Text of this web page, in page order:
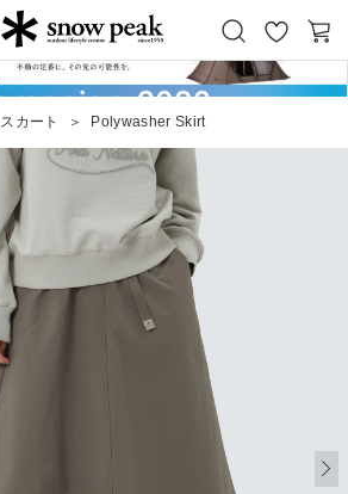
Snow Peak
お
気
カ
ー
スカート ＞ Polywasher Skirt